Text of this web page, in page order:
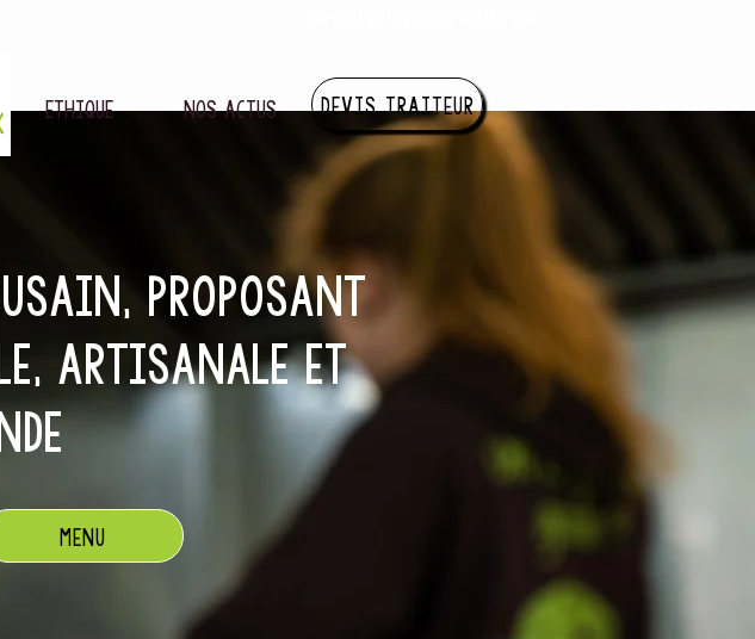
ETHIQUE NOS ACTUS DEVIS TRAITEUR
PROPOSANT
ARTISANALE ET
MENU